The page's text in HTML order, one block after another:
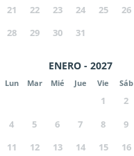
21
22 23 24 25 26
28
29 30 31
ENERO - 2027
Lun Mar Mié Jue Vie Sáb
1 2
4
5 6 7 8 9
11
12 13 14 15 16